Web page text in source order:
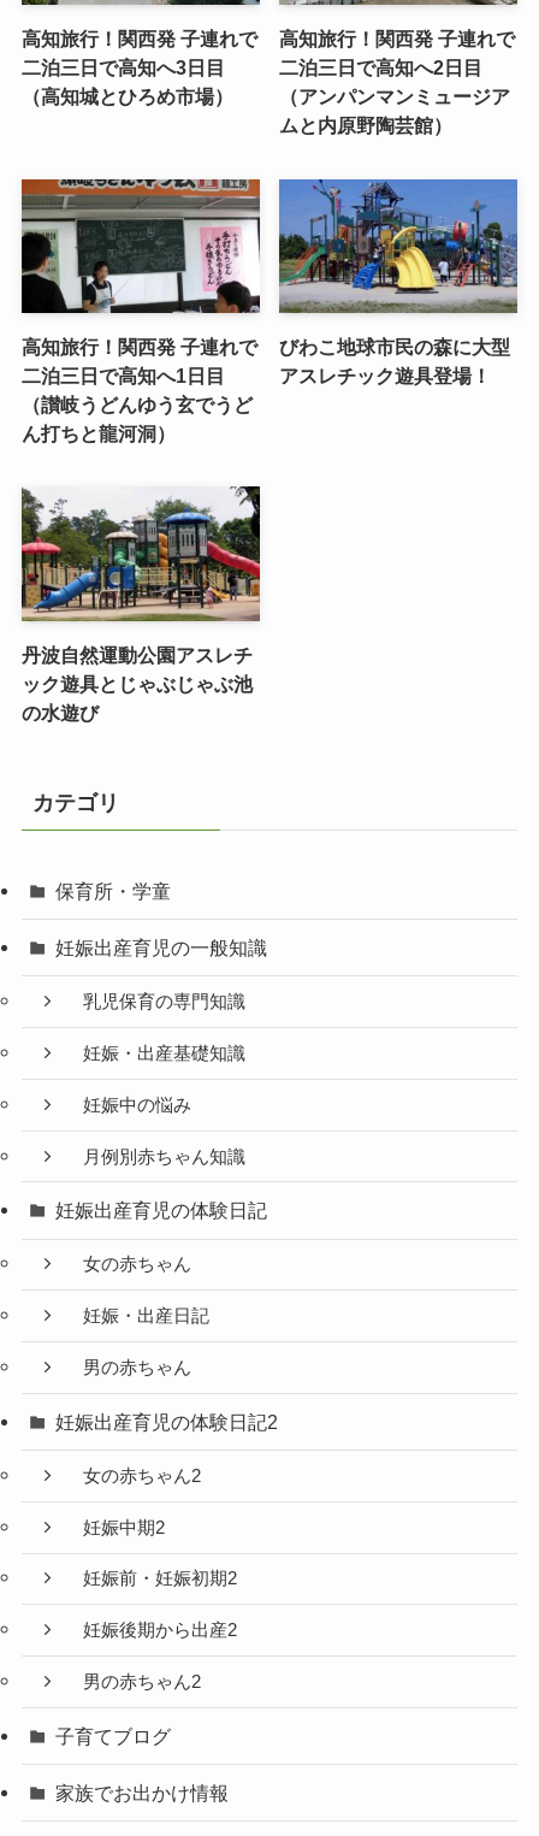
高知旅行！関西発 子連れで
二泊三日で高知へ3日目
（高知城とひろめ市場）
高知旅行！関西発 子連れで
二泊三日で高知へ2日目
（アンパンマンミュージア
ムと内原野陶芸館）
高知旅行！関西発 子連れで
二泊三日で高知へ1日目
（讃岐うどんゆう玄でうど
ん打ちと龍河洞）
びわこ地球市民の森に大型
アスレチック遊具登場！
丹波自然運動公園アスレチ
ック遊具とじゃぶじゃぶ池
の水遊び
カテゴリ
保育所・学童
妊娠出産育児の一般知識
乳児保育の専門知識
妊娠・出産基礎知識
妊娠中の悩み
月例別赤ちゃん知識
妊娠出産育児の体験日記
女の赤ちゃん
妊娠・出産日記
男の赤ちゃん
妊娠出産育児の体験日記2
女の赤ちゃん2
妊娠中期2
妊娠前・妊娠初期2
妊娠後期から出産2
男の赤ちゃん2
子育てブログ
家族でお出かけ情報